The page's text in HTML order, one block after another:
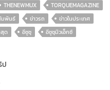
THENEWMUX
TORQUEMAGAZINE
มพันธ์ ข่าวรถ
ข่าวในประเทศ
ด อีซูซุ อีซูซุมิวเอ็กซ์
ป